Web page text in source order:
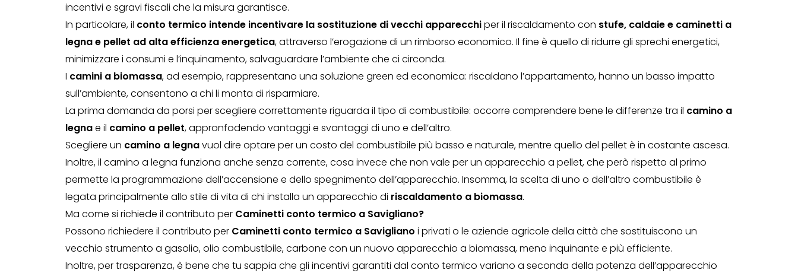
incentivi e sgravi fiscali che la misura garantisce.
In particolare, il conto termico intende incentivare la sostituzione di vecchi apparecchiper il riscaldamento con stufe, caldaie e caminetti a
legna e pellet ad alta efficienza energetica, attraverso l’erogazione di un rimborso economico. Il fine è quello di ridurre gli sprechi energetici,
minimizzare i consumi e l’inquinamento, salvaguardare l’ambiente che ci circonda.
I camini a biomassa, ad esempio, rappresentano una soluzione green ed economica: riscaldano l’appartamento, hanno un basso impatto
sull’ambiente, consentono a chi li monta di risparmiare.
La prima domanda da porsi per scegliere correttamente riguarda il tipo di combustibile: occorre comprendere bene le differenze tra il camino a
legnae il camino a pellet, appronfodendo vantaggi e svantaggi di uno e dell’altro.
Scegliere un camino a legnavuol dire optare per un costo del combustibile più basso e naturale, mentre quello del pellet è in costante ascesa.
Inoltre, il camino a legna funziona anche senza corrente, cosa invece che non vale per un apparecchio a pellet, che però rispetto al primo
permette la programmazione dell’accensione e dello spegnimento dell’apparecchio. Insomma, la scelta di uno o dell’altro combustibile è
legata principalmente allo stile di vita di chi installa un apparecchio di riscaldamento a biomassa.
Ma come si richiede il contributo per Caminetti conto termico a Savigliano?
Possono richiedere il contributo per Caminetti conto termico a Savigliano i privati o le aziende agricole della città che sostituiscono un
vecchio strumento a gasolio, olio combustibile, carbone con un nuovo apparecchio a biomassa, meno inquinante e più efficiente.
Inoltre, per trasparenza, è bene che tu sappia che gli incentivi garantiti dal conto termico variano a seconda della potenza dell’apparecchio